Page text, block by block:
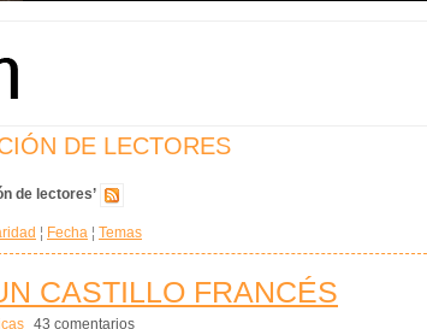
DE LECTORES
de lectores’
¦ Fecha ¦ Temas
CASTILLO FRANCÉS
43 comentarios